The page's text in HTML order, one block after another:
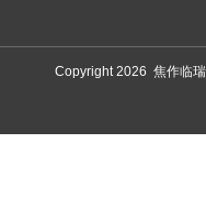
Copyright 2026 焦作临